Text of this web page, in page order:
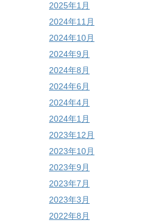
2025年1月
2024年11月
2024年10月
2024年9月
2024年8月
2024年6月
2024年4月
2024年1月
2023年12月
2023年10月
2023年9月
2023年7月
2023年3月
2022年8月